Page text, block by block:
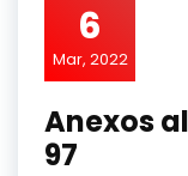
6
Mar, 2022
Anexos
97